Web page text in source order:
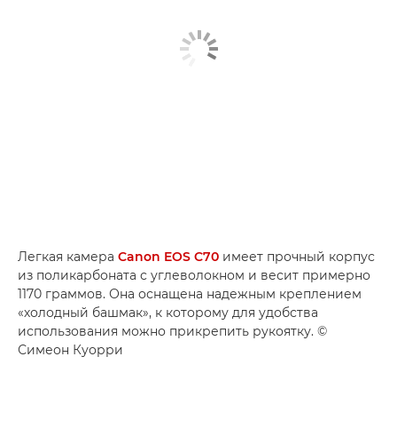
Легкая камера Canon EOS C70 имеет прочный корпус
из поликарбоната с углеволокном и весит примерно
1170 граммов. Она оснащена надежным креплением
«холодный башмак», к которому для удобства
использования можно прикрепить рукоятку. ©
Симеон Куорри